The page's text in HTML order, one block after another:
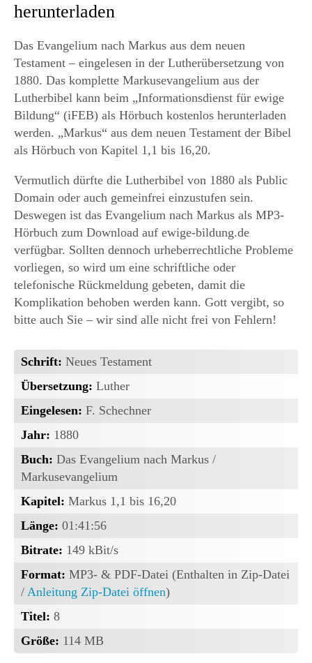
herunterladen
Das Evangelium nach Markus aus dem neuen
Testament – eingelesen in der Lutherübersetzung von
1880. Das komplette Markusevangelium aus der
Lutherbibel kann beim „Informationsdienst für ewige
Bildung“ (iFEB) als Hörbuch kostenlos herunterladen
werden. „Markus“ aus dem neuen Testament der Bibel
als Hörbuch von Kapitel 1,1 bis 16,20.
Vermutlich dürfte die Lutherbibel von 1880 als Public
Domain oder auch gemeinfrei einzustufen sein.
Deswegen ist das Evangelium nach Markus als MP3-
Hörbuch zum Download auf ewige-bildung.de
verfügbar. Sollten dennoch urheberrechtliche Probleme
vorliegen, so wird um eine schriftliche oder
telefonische Rückmeldung gebeten, damit die
Komplikation behoben werden kann. Gott vergibt, so
bitte auch Sie – wir sind alle nicht frei von Fehlern!
Schrift: Neues Testament
Übersetzung: Luther
Eingelesen: F. Schechner
Jahr: 1880
Buch: Das Evangelium nach Markus /
Markusevangelium
Kapitel: Markus 1,1 bis 16,20
Länge: 01:41:56
Bitrate: 149 kBit/s
Format: MP3- & PDF-Datei (Enthalten in Zip-Datei
/ Anleitung Zip-Datei öffnen)
Titel: 8
Größe: 114 MB